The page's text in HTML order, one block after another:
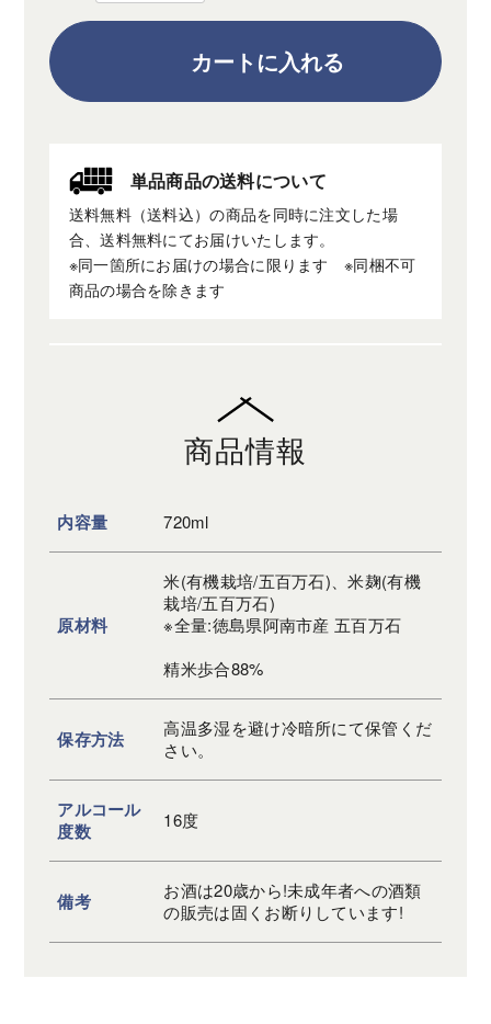
カートに入れる
単品商品の送料について
送料無料（送料込）の商品を同時に注文した場
合、送料無料にてお届けいたします。
※同一箇所にお届けの場合に限ります ※同梱不可
商品の場合を除きます
商品情報
内容量 720ml
原材料
米(有機栽培/五百万石)、米麹(有機
栽培/五百万石)
※全量:徳島県阿南市産 五百万石
精米歩合88%
保存方法
高温多湿を避け冷暗所にて保管くだ
さい。
アルコール
度数
16度
備考
お酒は20歳から!未成年者への酒類
の販売は固くお断りしています!